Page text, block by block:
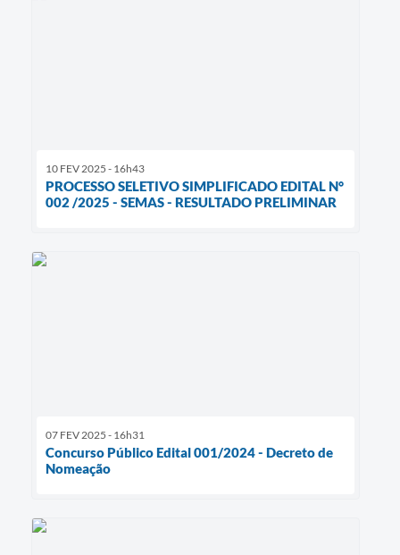
10 FEV 2025 - 16h43
PROCESSO SELETIVO SIMPLIFICADO EDITAL N°
002 /2025 - SEMAS - RESULTADO PRELIMINAR
07 FEV 2025 - 16h31
Concurso Público Edital 001/2024 - Decreto de
Nomeação